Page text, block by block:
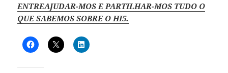
ENTREAJUDAR-MOS E PARTILHAR-MOS TUDO O
QUE SABEMOS SOBRE O HI5.